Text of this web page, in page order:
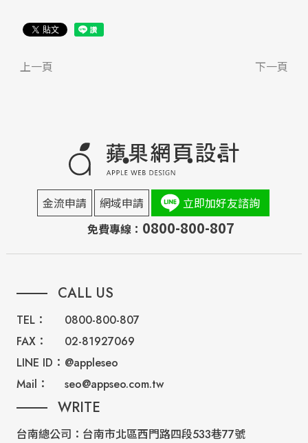
上一頁 下一頁
金流申請 網域申請
立即加好友諮詢
免費專線： 0800-800-807
CALL US
TEL：
0800-800-807
FAX：
02-81927069
LINE ID： @appleseo
Mail：
seo@appseo.com.tw
WRITE
台南總公司： 台南市北區西門路四段533巷77號